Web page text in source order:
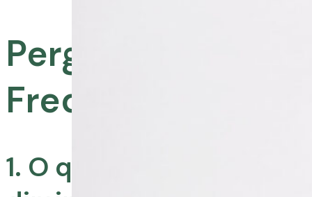
Perguntas
Frequentes:
1. O que é bom para